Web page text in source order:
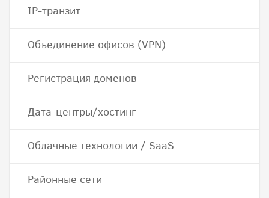
IP-транзит
Объединение офисов (VPN)
Регистрация доменов
Дата-центры/хостинг
Облачные технологии / SaaS
Районные сети